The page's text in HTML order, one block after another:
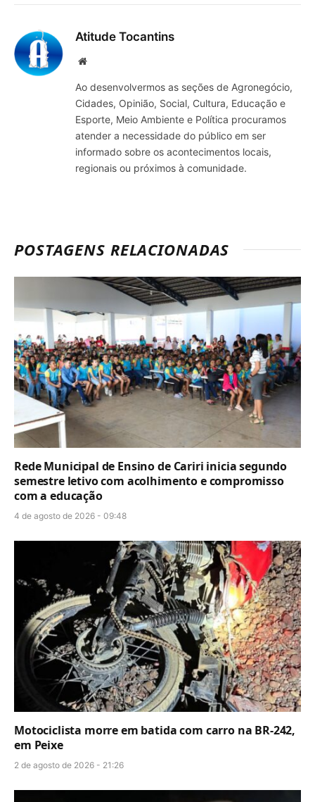
Atitude Tocantins
Site
Ao desenvolvermos as seções de Agronegócio,
Cidades, Opinião, Social, Cultura, Educação e
Esporte, Meio Ambiente e Política procuramos
atender a necessidade do público em ser
informado sobre os acontecimentos locais,
regionais ou próximos à comunidade.
POSTAGENS RELACIONADAS
Rede Municipal de Ensino de Cariri inicia segundo
semestre letivo com acolhimento e compromisso
com a educação
4 de agosto de 2026 - 09:48
Motociclista morre em batida com carro na BR-242,
em Peixe
2 de agosto de 2026 - 21:26